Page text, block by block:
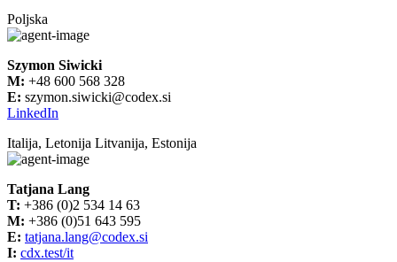
Poljska
Szymon Siwicki
M: +48 600 568 328
E: szymon.siwicki@codex.si
LinkedIn
Italija, Letonija Litvanija, Estonija
Tatjana Lang
T: +386 (0)2 534 14 63
M: +386 (0)51 643 595
E: tatjana.lang@codex.si
I: cdx.test/it